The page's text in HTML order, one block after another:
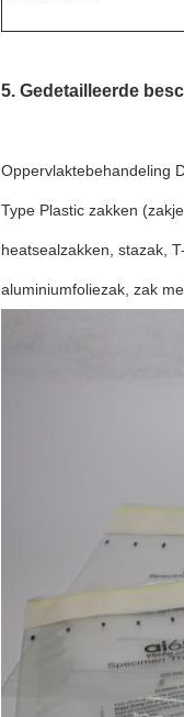
5. Gedetailleerde
Oppervlaktebehandeling
Type Plastic zakken
heatsealzakken, stazak,
aluminiumfoliezak, zak